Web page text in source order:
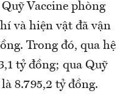
Vaccine phòng
và hiện vật đã vận
Trong đó, qua hệ
tỷ đồng; qua Quỹ
8.795,2 tỷ đồng.